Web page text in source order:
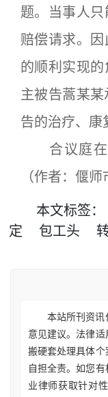
题。当事人
赔偿请求。
的顺利实现
主被告蒿某
告的治疗、康
合议庭在
（作者：偃
本文标签：
定
包工头
本站所刊资
意见建议。法律
搬硬套处理具体
自担全责。如您
业律师获取针对